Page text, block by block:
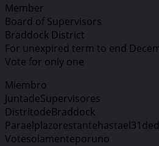
Member
Board of Supervisors
Braddock District
For unexpired term to end
Vote for only one
Miembro
JuntadeSupervisores
DistritodeBraddock
Votesolamenteporuno